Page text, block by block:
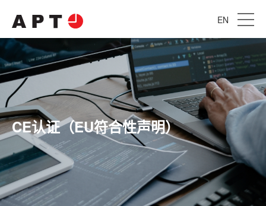
EN
CE认证（EU符合性声明）